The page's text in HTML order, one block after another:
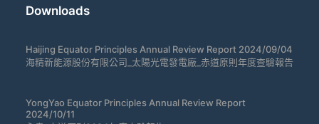
Downloads
Haijing Equator Principles Annual Review Report 2024/09/04
海精新能源股份有限公司_太陽光電發電廠_赤道原則年度查驗報告
YongYao Equator Principles Annual Review Report
2024/10/11